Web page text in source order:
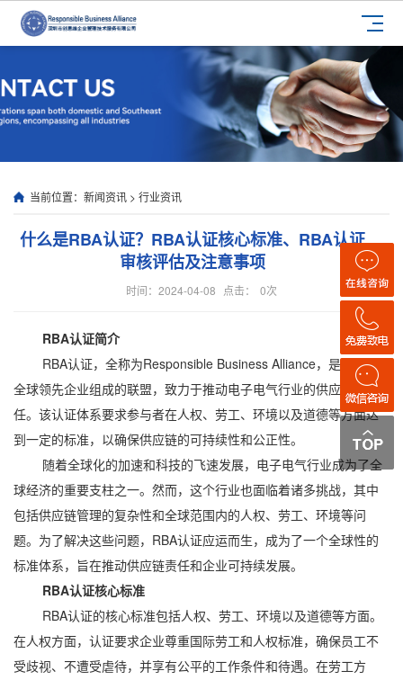
当前位置： 新闻资讯 > 行业资讯
什么是RBA认证？RBA认证核心标准、RBA认证
审核评估及注意事项
时间：2024-04-08 点击： 0次
RBA认证简介
RBA认证，全称为Responsible Business Alliance，是一个由
全球领先企业组成的联盟，致力于推动电子电气行业的供应链责
任。该认证体系要求参与者在人权、劳工、环境以及道德等方面达
到一定的标准，以确保供应链的可持续性和公正性。
随着全球化的加速和科技的飞速发展，电子电气行业成为了全
球经济的重要支柱之一。然而，这个行业也面临着诸多挑战，其中
包括供应链管理的复杂性和全球范围内的人权、劳工、环境等问
题。为了解决这些问题，RBA认证应运而生，成为了一个全球性的
标准体系，旨在推动供应链责任和企业可持续发展。
RBA认证核心标准
RBA认证的核心标准包括人权、劳工、环境以及道德等方面。
在人权方面，认证要求企业尊重国际劳工和人权标准，确保员工不
受歧视、不遭受虐待，并享有公平的工作条件和待遇。在劳工方